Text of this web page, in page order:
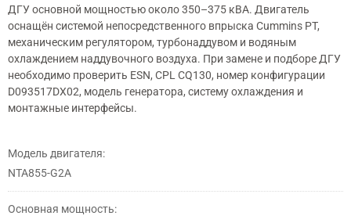
ДГУ основной мощностью около 350–375 кВА. Двигатель
оснащён системой непосредственного впрыска Cummins PT,
механическим регулятором, турбонаддувом и водяным
охлаждением наддувочного воздуха. При замене и подборе ДГУ
необходимо проверить ESN, CPL CQ130, номер конфигурации
D093517DX02, модель генератора, систему охлаждения и
монтажные интерфейсы.
Модель двигателя:
NTA855-G2A
Основная мощность: